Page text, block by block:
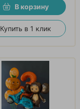
В корзину
Купить в 1 клик